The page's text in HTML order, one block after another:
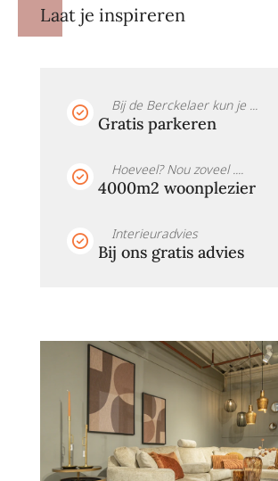
Laat je inspireren
Bij de Berckelaer kun je ...
Gratis parkeren
Hoeveel? Nou zoveel ....
4000m2 woonplezier
Interieuradvies
Bij ons gratis advies